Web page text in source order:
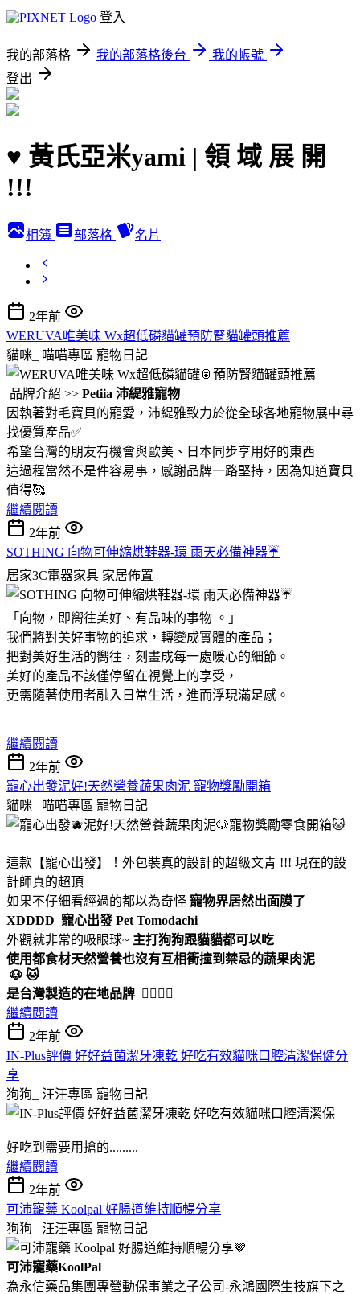
登入
我的部落格 我的部落格後台
我的帳號
登出
♥ 黃氏亞米yami | 領 域 展 開
!!!
相簿 部落格 名片
2年前
WERUVA唯美味 Wx超低磷貓罐預防腎貓罐頭推薦
貓咪_ 喵喵專區 寵物日記
品牌介紹 >> Petiia 沛緹雅寵物
因執著對毛寶貝的寵愛，沛緹雅致力於從全球各地寵物展中尋
找優質產品✅
希望台灣的朋友有機會與歐美、日本同步享用好的東西
這過程當然不是件容易事，感謝品牌一路堅持，因為知道寶貝
值得🥰
繼續閱讀
2年前
SOTHING 向物可伸縮烘鞋器-環 雨天必備神器☔
居家3C電器家具 家居佈置
「向物，即嚮往美好、有品味的事物 。」
我們將對美好事物的追求，轉變成實體的產品；
把對美好生活的嚮往，刻畫成每一處暖心的細節。
美好的產品不該僅停留在視覺上的享受，
更需隨著使用者融入日常生活，進而浮現滿足感。
繼續閱讀
2年前
寵心出發泥好!天然營養蔬果肉泥 寵物獎勵開箱
貓咪_ 喵喵專區 寵物日記
這款【寵心出發】！外包裝真的設計的超級文青 !!! 現在的設
計師真的超頂
如果不仔細看經過的都以為奇怪 寵物界居然出面膜了
XDDDD 寵心出發 Pet Tomodachi
外觀就非常的吸眼球~ 主打狗狗跟貓貓都可以吃
使用都食材天然營養也沒有互相衝撞到禁忌的蔬果肉泥
🐶 🐱
是台灣製造的在地品牌 🙋‍♀️🙋‍♂️
繼續閱讀
2年前
IN-Plus評價 好好益菌潔牙凍乾 好吃有效貓咪口腔清潔保健分
享
狗狗_ 汪汪專區 寵物日記
好吃到需要用搶的.........
繼續閱讀
2年前
可沛寵藥 Koolpal 好腸道維持順暢分享
狗狗_ 汪汪專區 寵物日記
可沛寵藥KoolPal
為永信藥品集團專營動保事業之子公司-永鴻國際生技旗下之